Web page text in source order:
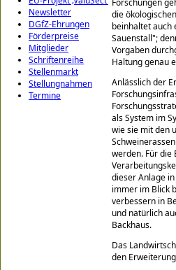
Newsletter
DGfZ-Ehrungen
Förderpreise
Mitglieder
Schriftenreihe
Stellenmarkt
Stellungnahmen
Termine
die
beinhaltet auch
Sauenstall ;
Vorgaben
Haltung genau
Anlässlich der
als System im
wie sie mit den
werden. Für die
dieser Anlage
immer im Blick
verbessern in
und natürlich
Backhaus.
Das
den